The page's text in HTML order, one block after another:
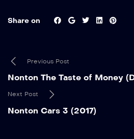
Share on
Previous Post
Nonton The Taste of Money
Next Post
Nonton Cars 3 (2017)